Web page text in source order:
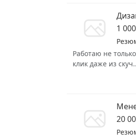
1
Работаю не
клик даже из
20